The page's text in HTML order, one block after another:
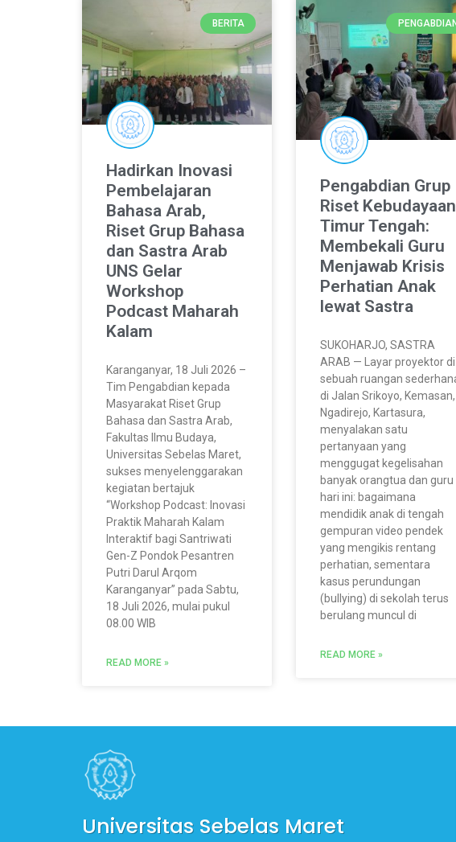
BERITA
Hadirkan Inovasi
Pembelajaran
Bahasa Arab,
Riset Grup Bahasa
dan Sastra Arab
UNS Gelar
Workshop
Podcast Maharah
Kalam
Karanganyar, 18 Juli 2026 –
Tim Pengabdian kepada
Masyarakat Riset Grup
Bahasa dan Sastra Arab,
Fakultas Ilmu Budaya,
Universitas Sebelas Maret,
sukses menyelenggarakan
kegiatan bertajuk
“Workshop Podcast: Inovasi
Praktik Maharah Kalam
Interaktif bagi Santriwati
Gen-Z Pondok Pesantren
Putri Darul Arqom
Karanganyar” pada Sabtu,
18 Juli 2026, mulai pukul
08.00 WIB
READ MORE »
PENGABDIAN
Pengabdian Grup
Riset Kebudayaan
Timur Tengah:
Membekali Guru
Menjawab Krisis
Perhatian Anak
lewat Sastra
SUKOHARJO, SASTRA
ARAB — Layar proyektor di
sebuah ruangan
di Jalan Srikoyo, Kemasan,
Ngadirejo, Kartasura,
menyalakan satu
pertanyaan yang
menggugat kegelisahan
banyak orangtua dan guru
hari ini: bagaimana
mendidik anak di tengah
gempuran video pendek
yang mengikis rentang
perhatian, sementara
kasus perundungan
(bullying) di sekolah terus
berulang muncul di
READ MORE »
Universitas Sebelas Maret